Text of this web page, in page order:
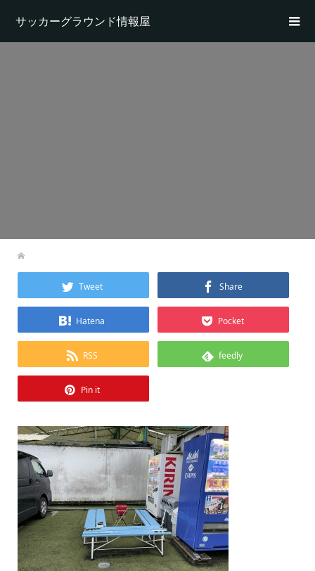
サッカーグラウンド情報屋
Tweet Share
Hatena Pocket
RSS feedly
Pin it